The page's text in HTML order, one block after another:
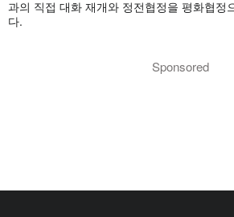
과의 직접 대화 재개와 정전협정을 평화협정
다.
Sponsored